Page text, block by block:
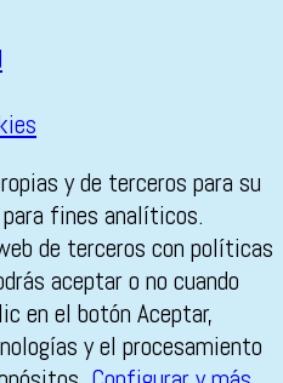
y de terceros para su
fines analíticos.
de terceros con políticas
aceptar o no cuando
en el botón Aceptar,
y el procesamiento